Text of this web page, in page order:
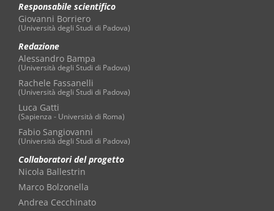
Responsabile scientifico
Giovanni Borriero
(Università degli Studi di Padova)
Redazione
Alessandro Bampa
(Università degli Studi di Padova)
Rachele Fassanelli
(Università degli Studi di Padova)
Luca Gatti
(Sapienza - Università di Roma)
Fabio Sangiovanni
(Università degli Studi di Padova)
Collaboratori del progetto
Nicola Ballestrin
Marco Bolzonella
Andrea Cecchinato